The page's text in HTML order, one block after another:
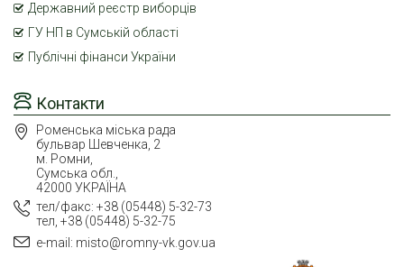
Контакти
Роменська міська рада
бульвар Шевченка, 2
м. Ромни,
Сумська обл.,
42000 УКРАЇНА
тел/факс: +38 (05448) 5-32-73
тел, +38 (05448) 5-32-75
e-mail: misto@romny-vk.gov.ua
Державний реєстр виборців
ГУ НП в Сумській області
Публічні фінанси України